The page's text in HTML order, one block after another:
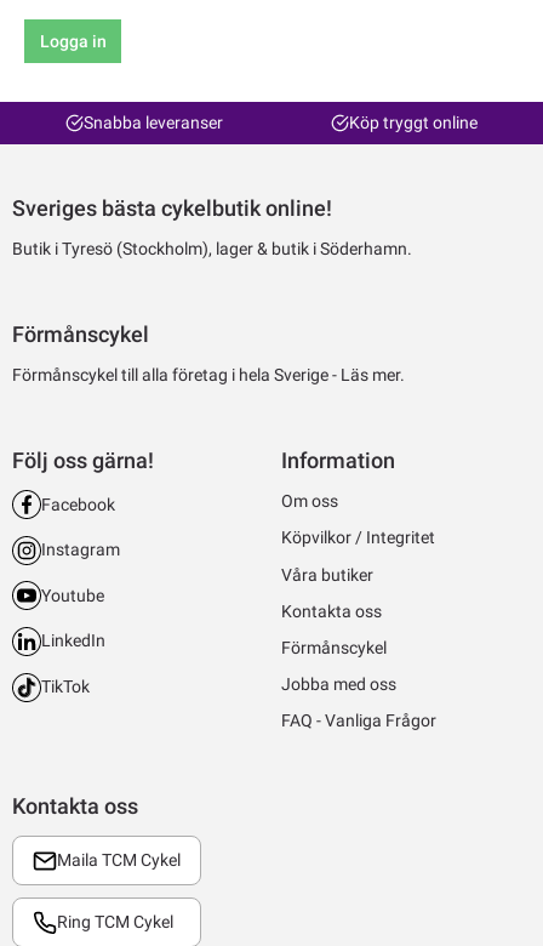
Logga in
Snabba leveranser Köp tryggt online
Sveriges bästa cykelbutik online!
Butik i Tyresö (Stockholm), lager & butik i Söderhamn.
Förmånscykel
Förmånscykel till alla företag i hela Sverige - Läs mer.
Kontakta oss
Maila TCM Cykel
Ring TCM Cykel
Följ oss gärna!
Facebook
Instagram
Youtube
LinkedIn
TikTok
Information
Om oss
Köpvilkor / Integritet
Våra butiker
Kontakta oss
Förmånscykel
Jobba med oss
FAQ - Vanliga Frågor